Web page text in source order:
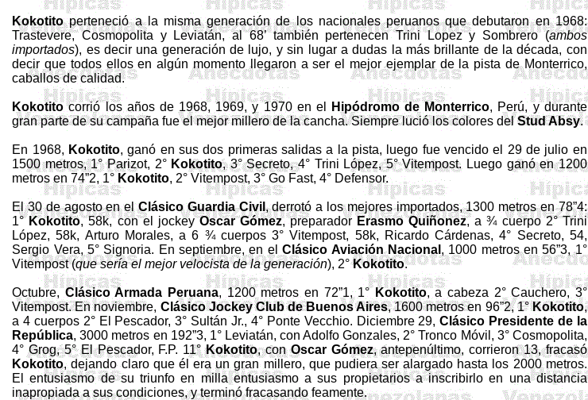
Kokotitoperteneció a la misma generación de los nacionales peruanos que debutaron en 1968:
Trastevere, Cosmopolita y Leviatán, al 68’ también pertenecen Trini Lopez y Sombrero (ambos
importados), es decir una generación de lujo, y sin lugar a dudas la más brillante de la década, con
decir que todos ellos en algún momento llegaron a ser el mejor ejemplar de la pista de Monterrico,
caballos de calidad.
Kokotitocorrió los años de 1968, 1969, y 1970 en el Hipódromo de Monterrico, Perú, y durante
gran parte de su campaña fue el mejor millero de la cancha. Siempre lució los colores delStud Absy.
En 1968, Kokotito, ganó en sus dos primeras salidas a la pista, luego fue vencido el 29 de julio en
1500 metros, 1° Parizot, 2° Kokotito, 3° Secreto, 4° Trini López, 5° Vitempost. Luego ganó en 1200
metros en 74”2, 1°Kokotito, 2° Vitempost, 3° Go Fast, 4° Defensor.
El 30 de agosto en elClásico Guardia Civil, derrotó a los mejores importados, 1300 metros en 78”4:
1° Kokotito, 58k, con el jockeyOscar Gómez, preparadorErasmo Quiñonez, a ¾ cuerpo 2° Trini
López, 58k, Arturo Morales, a 6 ¾ cuerpos 3° Vitempost, 58k, Ricardo Cárdenas, 4° Secreto, 54,
Sergio Vera, 5° Signoria. En septiembre, en elClásico Aviación Nacional , 1000 metros en 56”3, 1°
Vitempost (que sería el mejor velocista de la generación), 2°Kokotito.
Octubre,Clásico Armada Peruana, 1200 metros en 72”1, 1° Kokotito, a cabeza 2° Cauchero, 3°
Vitempost. En noviembre, Clásico Jockey Club de Buenos Aires, 1600 metros en 96”2, 1°Kokotito,
a 4 cuerpos 2° El Pescador, 3° Sultán Jr., 4° Ponte Vecchio. Diciembre 29,Clásico Presidente de la
República, 3000 metros en 192”3, 1° Leviatán, con Adolfo Gonzales, 2° Tronco Móvil, 3° Cosmopolita,
4° Grog, 5° El Pescador, F.P. 11°Kokotito, conOscar Gómez, antepenúltimo, corrieron 13, fracasó
Kokotito, dejando claro que él era un gran millero, que pudiera ser alargado hasta los 2000 metros.
El entusiasmo de su triunfo en milla entusiasmo a sus propietarios a inscribirlo en una distancia
inapropiada a sus condiciones, y terminó fracasando feamente.